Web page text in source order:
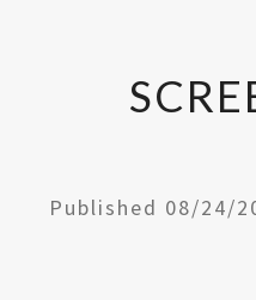
Published 08/24/